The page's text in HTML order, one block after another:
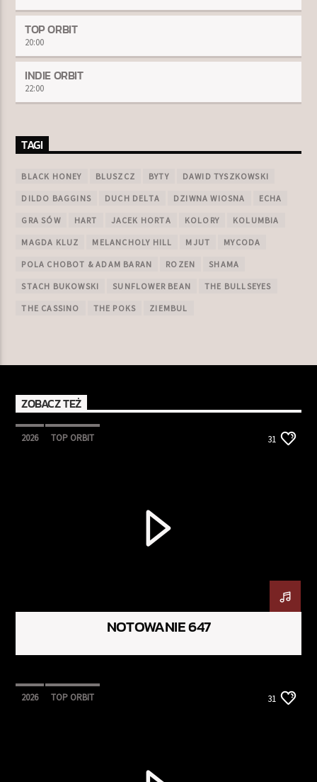
TOP ORBIT
20:00
INDIE ORBIT
22:00
TAGI
BLACK HONEY BLUSZCZ BYTY DAWID TYSZKOWSKI
DILDO BAGGINS DUCH DELTA DZIWNA WIOSNA ECHA
GRA SÓW HART JACEK HORTA KOLORY KOLUMBIA
MAGDA KLUZ MELANCHOLY HILL MJUT MYCODA
POLA CHOBOT & ADAM BARAN ROZEN SHAMA
STACH BUKOWSKI SUNFLOWER BEAN THE BULLSEYES
THE CASSINO THE POKS ZIEMBUL
ZOBACZ TEŻ
2026 TOP ORBIT 31
NOTOWANIE 647
2026 TOP ORBIT 31